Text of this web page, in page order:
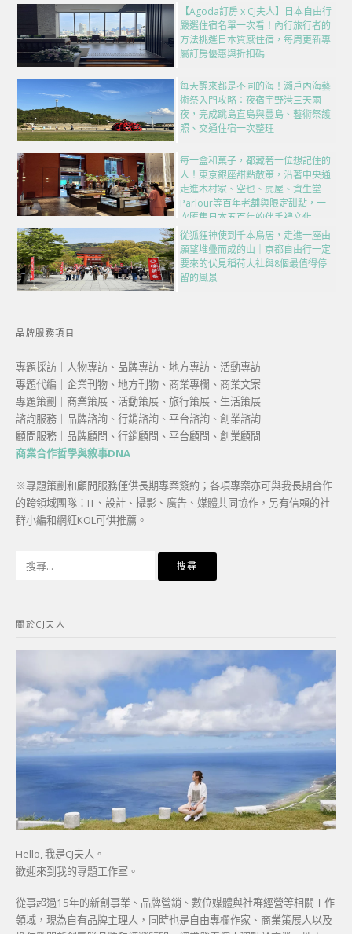
【Agoda訂房 x CJ夫人】日本自由行
嚴選住宿名單一次看！內行旅行者的
方法挑選日本質感住宿，每周更新專
屬訂房優惠與折扣碼
每天醒來都是不同的海！瀨戶內海藝
術祭入門攻略：夜宿宇野港三天兩
夜，完成跳島直島與豐島、藝術祭護
照、交通住宿一次整理
每一盒和菓子，都藏著一位想記住的
人！東京銀座甜點散策，沿著中央通
走進木村家、空也、虎屋、資生堂
Parlour等百年老舖與限定甜點，一
次匯集日本五百年的伴手禮文化
從狐狸神使到千本鳥居，走進一座由
願望堆疊而成的山｜京都自由行一定
要來的伏見稻荷大社與8個最值得停
留的風景
品牌服務項目
專題採訪｜人物專訪、品牌專訪、地方專訪、活動專訪
專題代編｜企業刊物、地方刊物、商業專欄、商業文案
專題策劃｜商業策展、活動策展、旅行策展、生活策展
諮詢服務｜品牌諮詢、行銷諮詢、平台諮詢、創業諮詢
顧問服務｜品牌顧問、行銷顧問、平台顧問、創業顧問
商業合作哲學與敘事DNA
※專題策劃和顧問服務僅供長期專案簽約；各項專案亦可與我長期合作
的跨領域團隊：IT、設計、攝影、廣告、媒體共同協作，另有信賴的社
群小編和網紅KOL可供推薦。
字:
關於CJ夫人
Hello, 我是CJ夫人。
歡迎來到我的專題工作室。
從事超過15年的新創事業、品牌營銷、數位媒體與社群經營等相關工作
領域，現為自有品牌主理人，同時也是自由專欄作家、商業策展人以及